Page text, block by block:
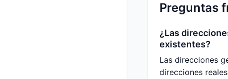
Preguntas
¿Las
existentes?
Las direcciones
direcciones